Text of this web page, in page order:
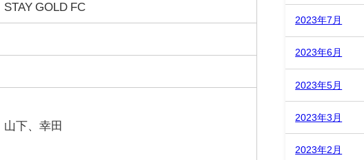
STAY GOLD FC
山下、幸田
2023年7月
2023年6月
2023年5月
2023年3月
2023年2月